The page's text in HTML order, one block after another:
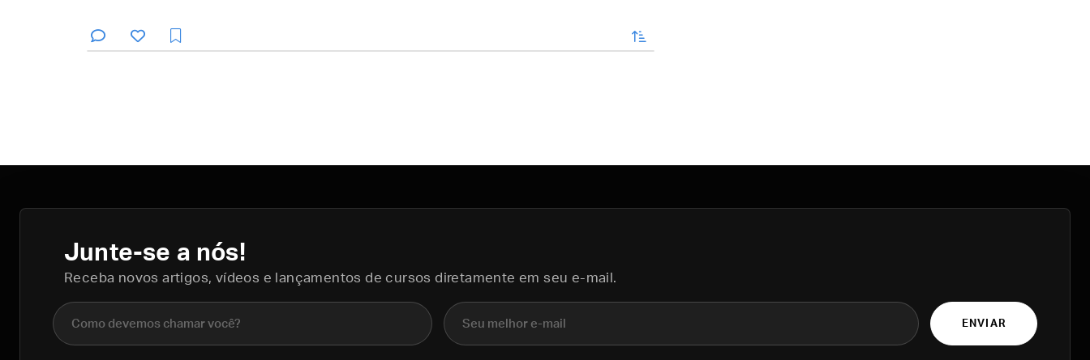
enviar
Junte-se a nós!
Receba novos artigos, vídeos e lançamentos de cursos diretamente em seu e-mail.
Nome completo E-mail
ENVIAR